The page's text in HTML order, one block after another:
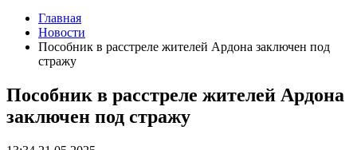
Главная
Новости
Пособник в расстреле жителей Ардона заключен под
стражу
Пособник в расстреле жителей Ардона
заключен под стражу